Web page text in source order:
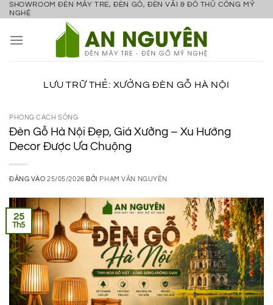
Bỏ
nội
SHOWROOM ĐÈN MÂY TRE, ĐÈN GỖ, ĐÈN VẢI & ĐỒ THỦ CÔNG MỸ
NGHỆ
LƯU TRỮ THẺ: XƯỞNG ĐÈN GỖ HÀ NỘI
PHONG CÁCH SỐNG
Đèn Gỗ Hà Nội Đẹp, Giá Xưởng – Xu Hướng
Decor Được Ưa Chuộng
ĐĂNG VÀO25/05/2026 BỞI PHẠM VĂN NGUYÊN
25
Th5